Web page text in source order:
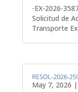
-EX-2026-
Solicitud de
Transporte
RESOL-2026-
May 7, 2026 |